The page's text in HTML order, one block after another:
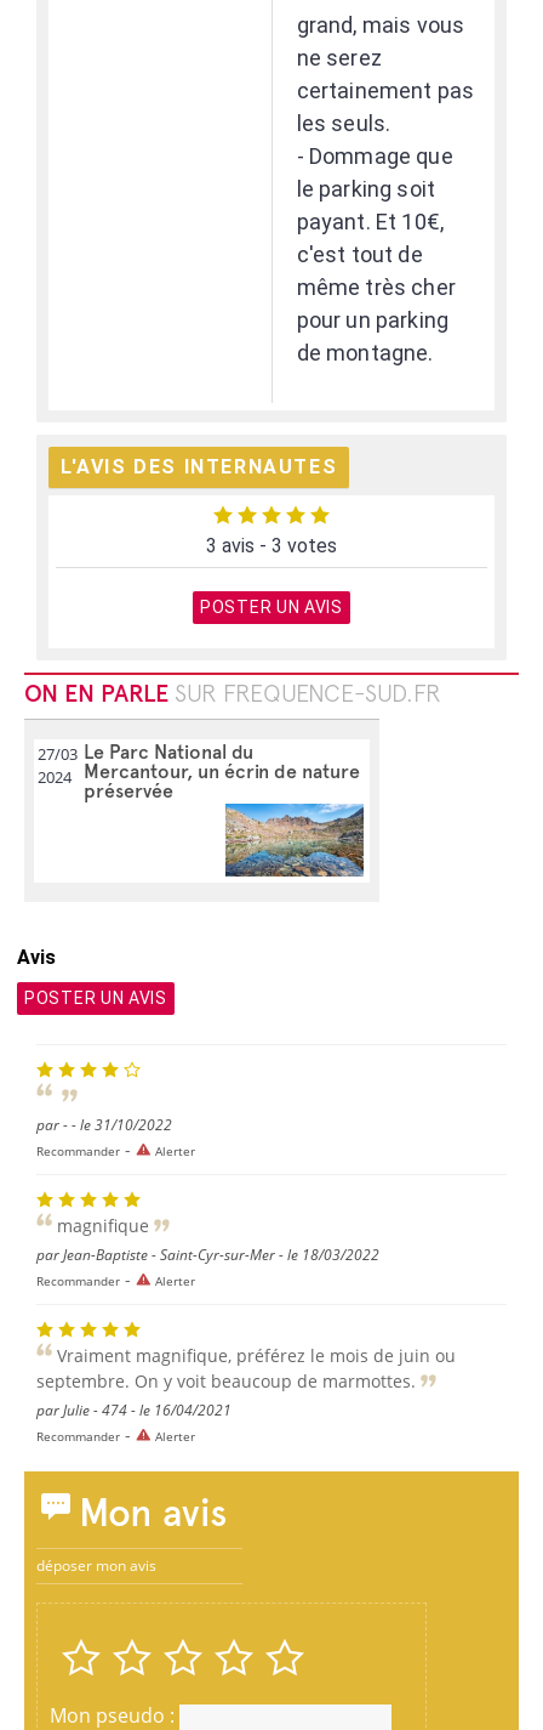
grand, mais vous
ne serez
certainement pas
les seuls.
- Dommage que
le parking soit
payant. Et 10€,
c'est tout de
même très cher
pour un parking
de montagne.
L'AVIS DES INTERNAUTES
3 avis - 3 votes
POSTER UN AVIS
ON EN PARLE SUR FREQUENCE-SUD.FR
27/03
2024
Le Parc National du
Mercantour, un écrin de nature
préservée
Avis
POSTER UN AVIS
par - - le 31/10/2022
Recommander - Alerter
magnifique
par Jean-Baptiste - Saint-Cyr-sur-Mer - le 18/03/2022
Recommander - Alerter
Vraiment magnifique, préférez le mois de juin ou
septembre. On y voit beaucoup de marmottes.
par Julie - 474 - le 16/04/2021
Recommander - Alerter
Mon avis
déposer mon avis
Mon pseudo :